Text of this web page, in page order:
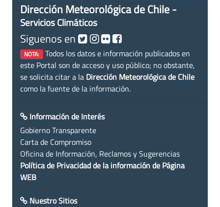
Dirección Meteorológica de Chile -
Servicios Climáticos
Siguenos en
NOTA: Todos los datos e información publicados en
este Portal son de acceso y uso público; no obstante,
se solicita citar a la Dirección Meteorológica de Chile
como la fuente de la información.
Información de Interés
Gobierno Transparente
Carta de Compromiso
Oficina de Información, Reclamos y Sugerencias
Política de Privacidad de la información de Página
WEB
Nuestro Sitios